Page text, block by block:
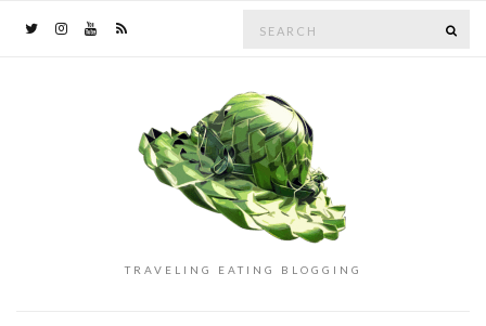
for:
TRAVELING EATING BLOGGING